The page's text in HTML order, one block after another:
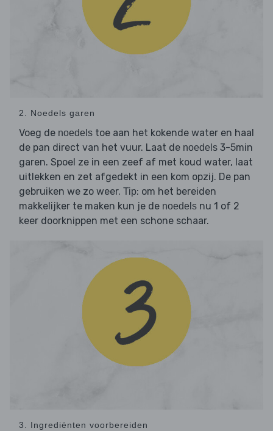
2. Noedels garen
Voeg de noedels toe aan het kokende water en haal
de pan direct van het vuur. Laat de noedels 3-5min
garen. Spoel ze in een zeef af met koud water, laat
uitlekken en zet afgedekt in een kom opzij. De pan
gebruiken we zo weer. Tip: om het bereiden
makkelijker te maken kun je de noedels nu 1 of 2
keer doorknippen met een schone schaar.
3. Ingrediënten voorbereiden